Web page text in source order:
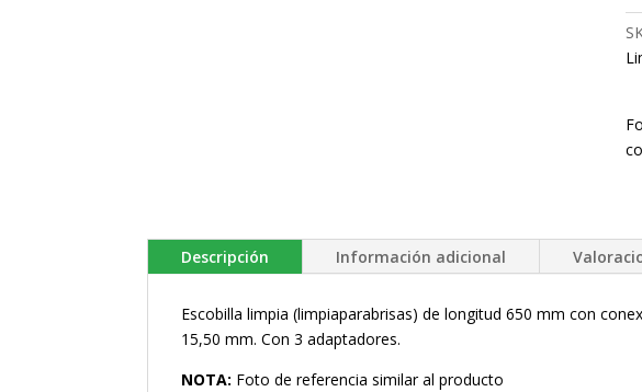
Descripción Información adicional
Escobilla limpia (limpiaparabrisas) de longitud 650 mm con
15,50 mm. Con 3 adaptadores.
NOTA: Foto de referencia similar al producto